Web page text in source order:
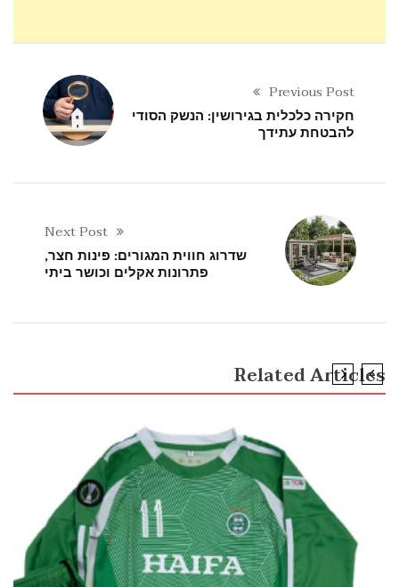
Previous Post
חקירה כלכלית בגירושין: הנשק הסודי
להבטחת עתידך
Next Post
שדרוג חווית המגורים: פינות חצר,
פתרונות אקלים וכושר ביתי
Related Articles